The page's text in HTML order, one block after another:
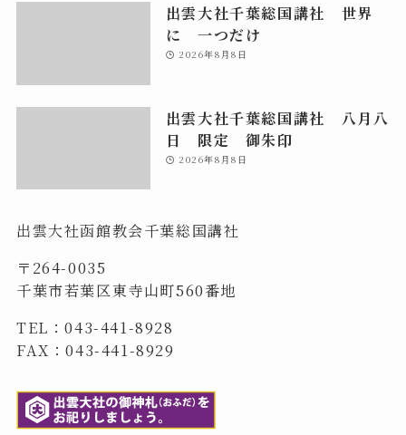
出雲大社千葉総国講社 世界
に 一つだけ
2026年8月8日
出雲大社千葉総国講社 八月八
日 限定 御朱印
2026年8月8日
出雲大社函館教会千葉総国講社
〒264-0035
千葉市若葉区東寺山町560番地
TEL：043-441-8928
FAX：043-441-8929